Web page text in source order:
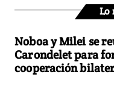
Lo
Noboa y Milei se
Carondelet para
cooperación